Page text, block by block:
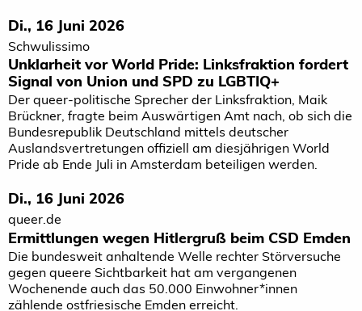
Di., 16 Juni 2026
Schwulissimo
Unklarheit vor World Pride: Linksfraktion fordert
Signal von Union und SPD zu LGBTIQ+
Der queer-politische Sprecher der Linksfraktion, Maik
Brückner, fragte beim Auswärtigen Amt nach, ob sich die
Bundesrepublik Deutschland mittels deutscher
Auslandsvertretungen offiziell am diesjährigen World
Pride ab Ende Juli in Amsterdam beteiligen werden.
Di., 16 Juni 2026
queer.de
Ermittlungen wegen Hitlergruß beim CSD Emden
Die bundesweit anhaltende Welle rechter Störversuche
gegen queere Sichtbarkeit hat am vergangenen
Wochenende auch das 50.000 Einwohner*­innen
zählende ostfriesische Emden erreicht.